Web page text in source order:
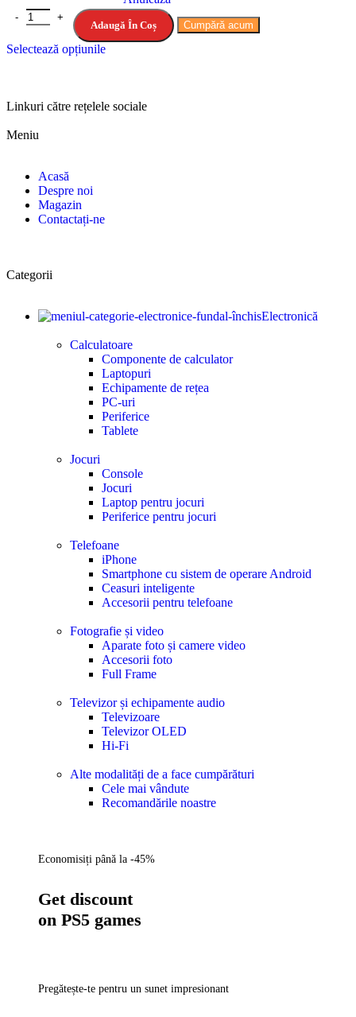
Adaugă În Coș Cumpără acum
Selectează opțiunile
Linkuri către rețelele sociale
Meniu
Acasă
Despre noi
Magazin
Contactați-ne
Categorii
Electronică
Calculatoare
Componente de calculator
Laptopuri
Echipamente de rețea
PC-uri
Periferice
Tablete
Jocuri
Console
Jocuri
Laptop pentru jocuri
Periferice pentru jocuri
Telefoane
iPhone
Smartphone cu sistem de operare Android
Ceasuri inteligente
Accesorii pentru telefoane
Fotografie și video
Aparate foto și camere video
Accesorii foto
Full Frame
Televizor și echipamente audio
Televizoare
Televizor OLED
Hi-Fi
Alte modalități de a face cumpărături
Cele mai vândute
Recomandările noastre
Economisiți până la -45%
Get discount
on PS5 games
Pregătește-te pentru un sunet impresionant